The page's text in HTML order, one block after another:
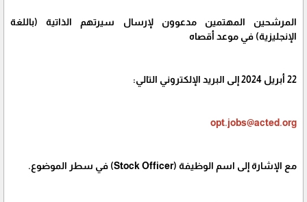
المرشحين المهتمين مدعوون لإرسال سيرتهم الذاتية (باللغة
الإنجليزية) في موعد أقصاه
22 أبريل 2024 إلى البريد الإلكتروني التالي:
opt.jobs@acted.org
مع الإشارة إلى اسم الوظيفة (Stock Officer) في سطر الموضوع.